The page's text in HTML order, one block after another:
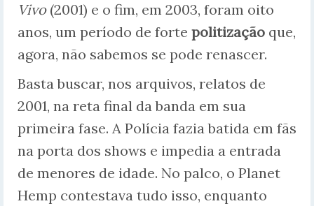
Vivo(2001) e o fim, em 2003, foram oito
anos, um período de forte politização que,
agora, não sabemos se pode renascer.
Basta buscar, nos arquivos, relatos de
2001, na reta final da banda em sua
primeira fase. A Polícia fazia batida em fãs
na porta dos shows e impedia a entrada
de menores de idade. No palco, o Planet
Hemp contestava tudo isso, enquanto